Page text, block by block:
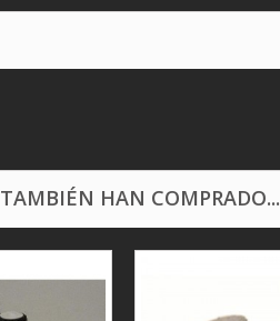
HAN COMPRADO...